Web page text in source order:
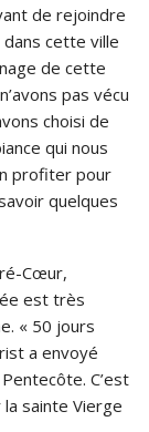
de rejoindre
cette ville
de cette
pas vécu
choisi de
qui nous
profiter pour
quelques
Cœur,
est très
« 50 jours
a envoyé
C’est
sainte Vierge